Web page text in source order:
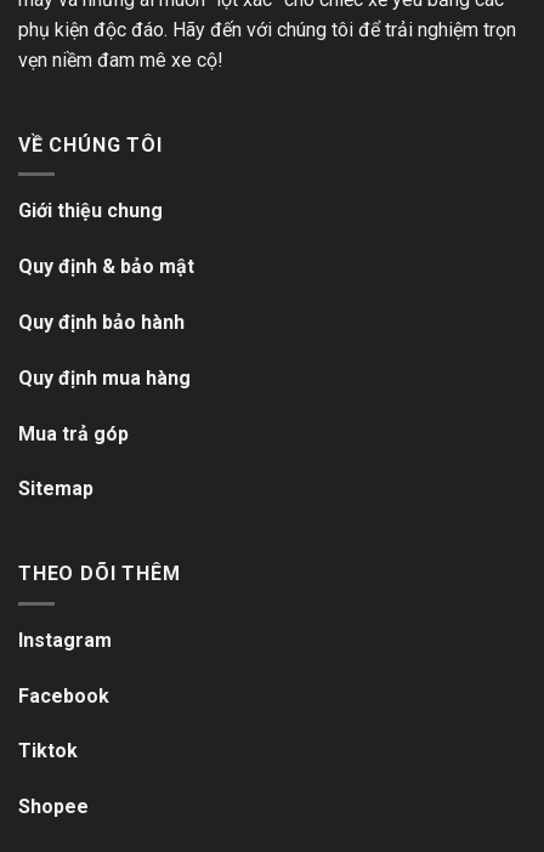
phụ kiện độc đáo. Hãy đến với chúng tôi để trải nghiệm trọn
vẹn niềm đam mê xe cộ!
VỀ CHÚNG TÔI
Giới thiệu chung
Quy định & bảo mật
Quy định bảo hành
Quy định mua hàng
Mua trả góp
Sitemap
THEO DÕI THÊM
Instagram
Facebook
Tiktok
Shopee